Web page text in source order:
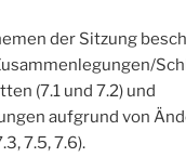
der Sitzung
(7.1 und 7.2) und
aufgrund von
7.5, 7.6).